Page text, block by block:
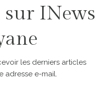
sur INews
les derniers articles
adresse e-mail.